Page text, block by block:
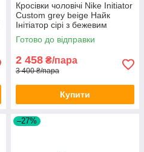
Кросівки чоловічі Nike Initiator
Custom grey beige Найк
Інітіатор сірі з бежевим
чорним молодіжні
Готово до відправки
2 458 ₴/пара
3 400 ₴/пара
Купити
–27%